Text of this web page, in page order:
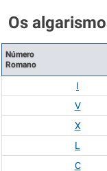
Os
Número
Romano
I
V
X
L
C